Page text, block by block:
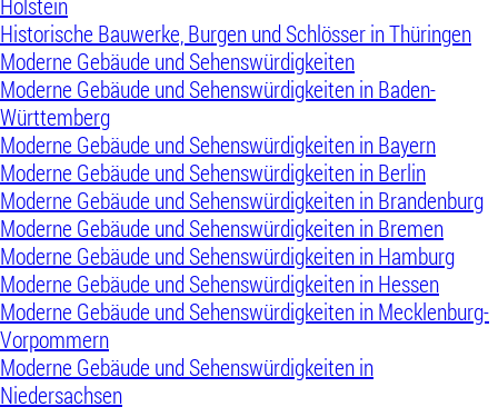
Holstein
Historische Bauwerke, Burgen und Schlösser in Thüringen
Moderne Gebäude und Sehenswürdigkeiten
Moderne Gebäude und Sehenswürdigkeiten in Baden-
Württemberg
Moderne Gebäude und Sehenswürdigkeiten in Bayern
Moderne Gebäude und Sehenswürdigkeiten in Berlin
Moderne Gebäude und Sehenswürdigkeiten in Brandenburg
Moderne Gebäude und Sehenswürdigkeiten in Bremen
Moderne Gebäude und Sehenswürdigkeiten in Hamburg
Moderne Gebäude und Sehenswürdigkeiten in Hessen
Moderne Gebäude und Sehenswürdigkeiten in Mecklenburg-
Vorpommern
Moderne Gebäude und Sehenswürdigkeiten in
Niedersachsen